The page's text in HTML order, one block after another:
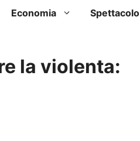
Economia Spettacolo
la violenta: